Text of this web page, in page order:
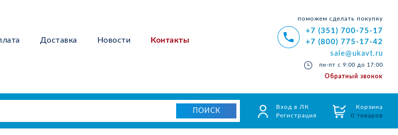
Доставка Новости Контакты
поможем сделать покупку
+7 (351) 700-75-17
+7 (800) 775-17-42
sale@ukavt.ru
пн-пт с 9:00 до 17:00
Обратный звонок
Вход в ЛК
Регистрация
Корзина
0 товаров